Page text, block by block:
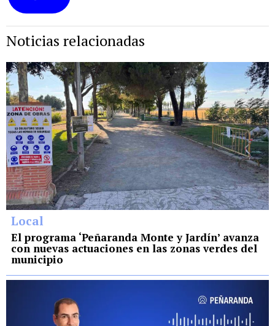
Noticias relacionadas
Local
El programa ‘Peñaranda Monte y Jardín’ avanza
con nuevas actuaciones en las zonas verdes del
municipio